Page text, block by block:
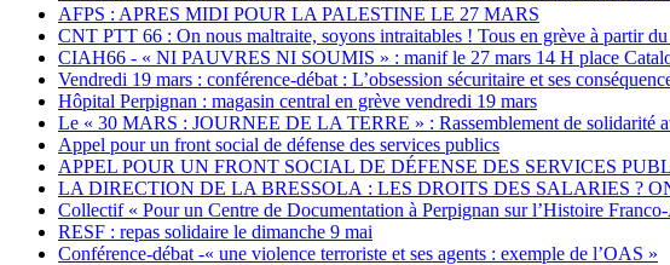
AFPS : APRES MIDI POUR LA PALESTINE LE 27 MARS
CNT PTT 66 : On nous maltraite, soyons intraitables ! Tous en grève à partir
CIAH66 - « NI PAUVRES NI SOUMIS » : manif le 27 mars 14 H place
Vendredi 19 mars : conférence-débat : L’obsession sécuritaire et ses
Hôpital Perpignan : magasin central en grève vendredi 19 mars
Le « 30 MARS : JOURNEE DE LA TERRE » : Rassemblement de solidarité
Appel pour un front social de défense des services publics
APPEL POUR UN FRONT SOCIAL DE DÉFENSE DES SERVICES
LA DIRECTION DE LA BRESSOLA : LES DROITS DES SALARIES ?
Collectif « Pour un Centre de Documentation à Perpignan sur l’Histoire
RESF : repas solidaire le dimanche 9 mai
Conférence-débat -« une violence terroriste et ses agents : exemple de l’OAS »